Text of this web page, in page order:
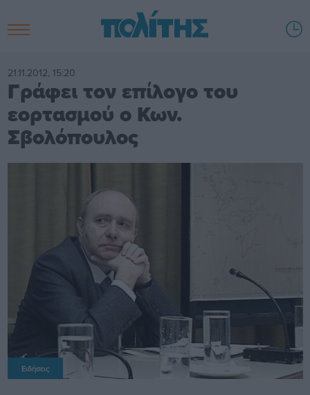
21.11.2012, 15:20
Γράφει τον επίλογο του
εορτασμού ο Κων.
Σβολόπουλος
Ειδήσεις